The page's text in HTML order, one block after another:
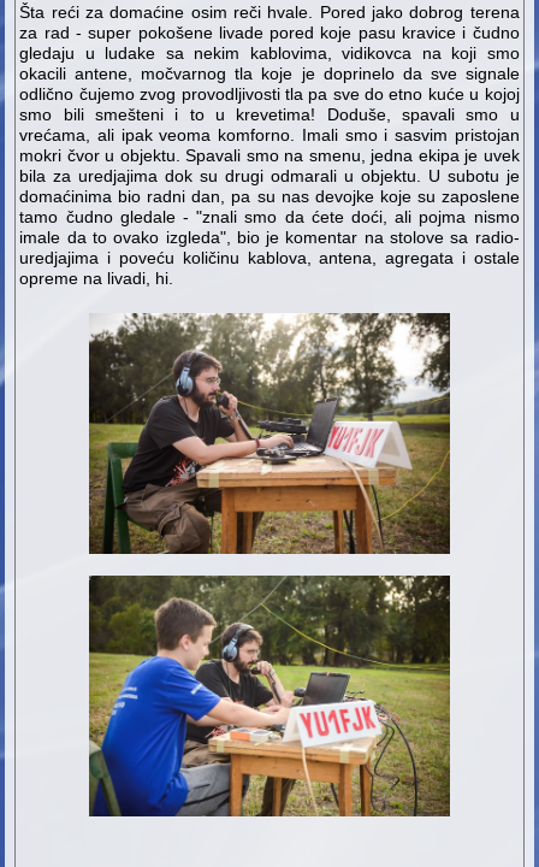
Šta reći za domaćine osim reči hvale. Pored jako dobrog terena
za rad - super pokošene livade pored koje pasu kravice i čudno
gledaju u ludake sa nekim kablovima, vidikovca na koji smo
okacili antene, močvarnog tla koje je doprinelo da sve signale
odlično čujemo zvog provodljivosti tla pa sve do etno kuće u kojoj
smo bili smešteni i to u krevetima! Doduše, spavali smo u
vrećama, ali ipak veoma komforno. Imali smo i sasvim pristojan
mokri čvor u objektu. Spavali smo na smenu, jedna ekipa je uvek
bila za uredjajima dok su drugi odmarali u objektu. U subotu je
domaćinima bio radni dan, pa su nas devojke koje su zaposlene
tamo čudno gledale - "znali smo da ćete doći, ali pojma nismo
imale da to ovako izgleda", bio je komentar na stolove sa radio-
uredjajima i poveću količinu kablova, antena, agregata i ostale
opreme na livadi, hi.